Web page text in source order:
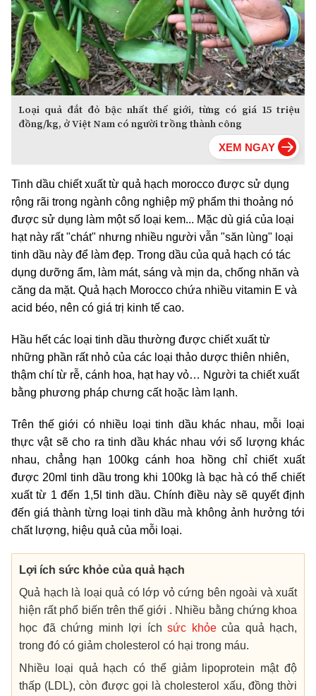
Loại quả đắt đỏ bậc nhất thế giới, từng có giá 15 triệu
đồng/kg, ở Việt Nam có người trồng thành công
Tinh dầu chiết xuất từ quả hạch morocco được sử dụng
rộng rãi trong ngành công nghiệp mỹ phẩm thi thoảng nó
được sử dụng làm một số loại kem... Mặc dù giá của loại
hạt này rất "chát" nhưng nhiều người vẫn "săn lùng" loại
tinh dầu này để làm đẹp. Trong dầu của quả hạch có tác
dụng dưỡng ẩm, làm mát, sáng và mịn da, chống nhăn và
căng da mặt. Quả hạch Morocco chứa nhiều vitamin E và
acid béo, nên có giá trị kinh tế cao.
Hầu hết các loại tinh dầu thường được chiết xuất từ
những phần rất nhỏ của các loại thảo dược thiên nhiên,
thậm chí từ rễ, cánh hoa, hạt hay vỏ… Người ta chiết xuất
bằng phương pháp chưng cất hoặc làm lạnh.
Trên thế giới có nhiều loại tinh dầu khác nhau, mỗi loại
thực vật sẽ cho ra tinh dầu khác nhau với số lượng khác
nhau, chẳng hạn 100kg cánh hoa hồng chỉ chiết xuất
được 20ml tinh dầu trong khi 100kg là bạc hà có thể chiết
xuất từ 1 đến 1,5l tinh dầu. Chính điều này sẽ quyết định
đến giá thành từng loại tinh dầu mà không ảnh hưởng tới
chất lượng, hiệu quả của mỗi loại.
Lợi ích sức khỏe của quả hạch
Quả hạch là loại quả có lớp vỏ cứng bên ngoài và xuất
hiện rất phổ biến trên thế giới . Nhiều bằng chứng khoa
học đã chứng minh lợi ích sức khỏecủa quả hạch,
trong đó có giảm cholesterol có hại trong máu.
Nhiều loại quả hạch có thể giảm lipoprotein mật độ
thấp (LDL), còn được gọi là cholesterol xấu, đồng thời